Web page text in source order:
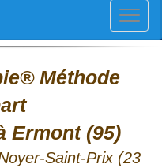
Méthode
Ermont (95)
Saint-Prix (23